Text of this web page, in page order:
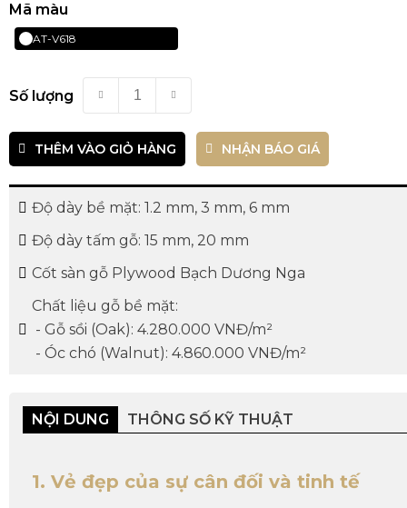
Mã màu
AT-V618
Liên
hệ
Số lượng
THÊM VÀO GIỎ HÀNG NHẬN BÁO GIÁ
Độ dày bề mặt: 1.2 mm, 3 mm, 6 mm
Độ dày tấm gỗ: 15 mm, 20 mm
Cốt sàn gỗ Plywood Bạch Dương Nga
Chất liệu gỗ bề mặt:
- Gỗ sồi (Oak): 4.280.000 VNĐ/m²
- Óc chó (Walnut): 4.860.000 VNĐ/m²
NỘI DUNG THÔNG SỐ KỸ THUẬT
1. Vẻ đẹp của sự cân đối và tinh tế